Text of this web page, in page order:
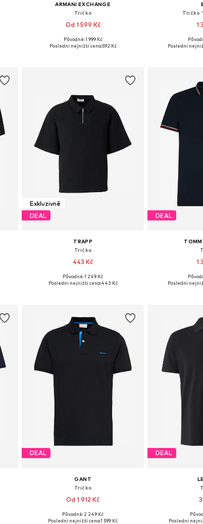
ARMANI EXCHANGE
Tričko
Od 1 599 Kč
Dostupné velikosti: S, M, L, XL, XXL
Původně: 1 999 Kč
Poslední nejnižší cena:592 Kč
Tričko
1
Dostupné
Poslední
Exkluzivně
DEAL
TRAPP
Tričko
443 Kč
Dostupné velikosti: S, M, L, XL, XXL
Původně: 1 249 Kč
Poslední nejnižší cena:443 Kč
DEAL
1
Dostupné
Poslední
DEAL
GANT
Tričko
Od 1 912 Kč
+11
Dostupné v mnoha velikostech
Původně: 2 249 Kč
Poslední nejnižší cena:1 599 Kč
DEAL
Dostupné
Poslední